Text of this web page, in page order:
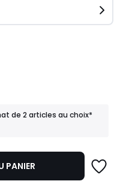
de 2 articles au choix*
PANIER